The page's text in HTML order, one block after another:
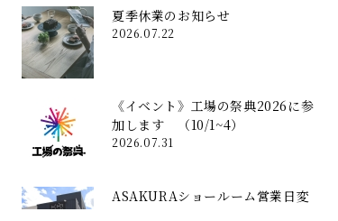
夏季休業のお知らせ
2026.07.22
《イベント》工場の祭典2026に参
加します （10/1~4）
2026.07.31
ASAKURAショールーム営業日変